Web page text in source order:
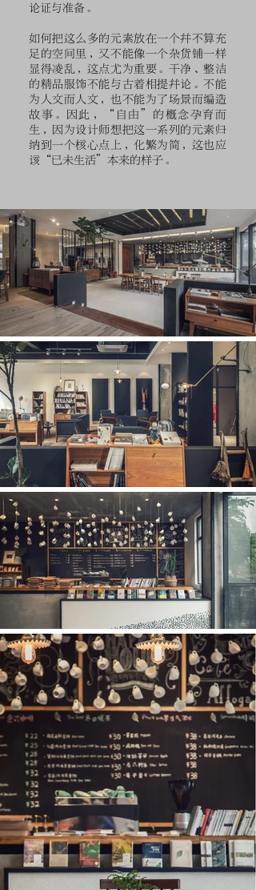
论证与准备。
如何把这么多的元素放在一个并不算充
足的空间里，又不能像一个杂货铺一样
显得凌乱，这点尤为重要。干净、整洁
的精品服饰不能与古着相提并论。不能
为人文而人文，也不能为了场景而编造
故事。因此，“自由”的概念孕育而
生，因为设计师想把这一系列的元素归
纳到一个核心点上，化繁为简，这也应
该“已未生活”本来的样子。